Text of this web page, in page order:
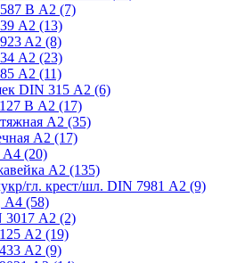
В А2 (7)
А2 (13)
A2 (8)
А2 (23)
А2 (11)
DIN 315 А2 (6)
В А2 (17)
А2 (35)
А2 (17)
А4 (20)
А2 (135)
гл. крест/шл. DIN 7981 А2 (9)
А4 (58)
3017 А2 (2)
А2 (19)
А2 (9)